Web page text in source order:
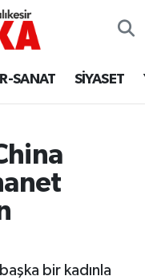
SANAT SİYASET
bir kadınla